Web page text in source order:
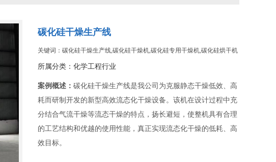
碳化硅干燥生产线
关键词：碳化硅干燥生产线,碳化硅干燥机,碳化硅专用干燥机,碳化硅烘干机
所属分类： 化学工程行业
案例概述： 碳化硅干燥生产线是我公司为克服静态干燥低效、高
耗而研制开发的新型高效流态化干燥设备。该机在设计过程中充
分结合气流干燥等流态干燥的特点，扬长避短，使整机具有合理
的工艺结构和优越的使用性能，真正实现流态化干燥的低耗、高
效目标。